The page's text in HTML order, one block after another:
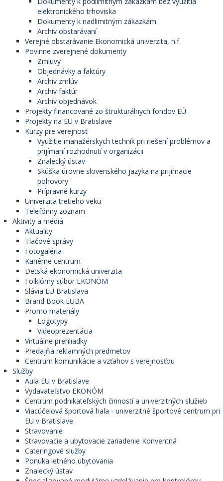
elektronického trhoviska
Dokumenty k nadlimitným zákazkám
Archív obstarávaní
Verejné obstarávanie Ekonomická univerzita, n.f.
Povinne zverejnené dokumenty
Zmluvy
Objednávky a faktúry
Archív zmlúv
Archív faktúr
Archív objednávok
Projekty financované zo štrukturálnych fondov EÚ
Projekty na EU v Bratislave
Kurzy pre verejnosť
Využitie manažérskych techník pri riešení problémov a
prijímaní rozhodnutí v organizácii
Znalecký ústav
Skúška úrovne slovenského jazyka na prijímacie
pohovory
Prípravné kurzy
Univerzita tretieho veku
Telefónny zoznam
Aktivity a médiá
Aktuality
Tlačové správy
Fotogaléria
Kariérne centrum
Detská ekonomická univerzita
Folklórny súbor EKONÓM
Slávia EU Bratislava
Brand Book EUBA
Promo materiály
Logotypy
Videoprezentácia
Virtuálne prehliadky
Predajňa reklamných predmetov
Centrum komunikácie a vzťahov s verejnosťou
Služby
Aula EU v Bratislave
Vydavateľstvo EKONÓM
Centrum podnikateľských činností a univerzitných služieb
Viacúčelová športová hala - univerzitné športové centrum pri
EU v Bratislave
Stravovanie
Stravovacie a ubytovacie zariadenie Konventná
Cateringové služby
Ponuka letného ubytovania
Znalecký ústav